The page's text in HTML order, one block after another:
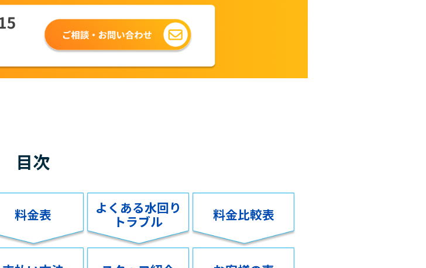
目次
料金表
よくある水回り
トラブル
料金比較表